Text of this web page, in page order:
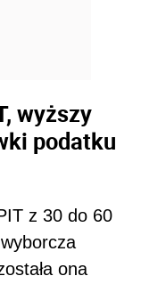
wyższy
podatku
z 30 do 60
ona